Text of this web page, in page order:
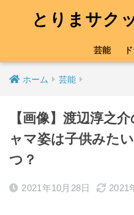
とりまサク
芸能
ホーム 芸能
【画像】渡辺淳之
ャマ姿は子供みた
つ？
2021年10月28日 2021